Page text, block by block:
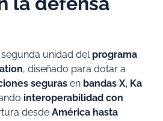
unidad del programa
, diseñado para dotar a
seguras en bandas X, Ka
interoperabilidad con
desde América hasta